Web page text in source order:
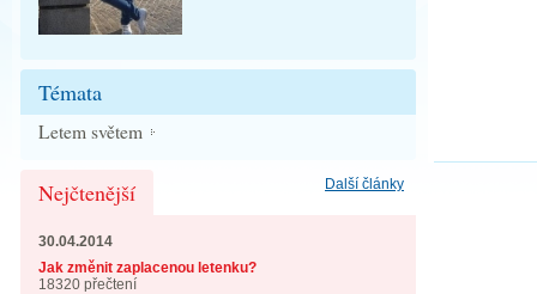
Témata
Letem světem
Další články
Nejčtenější
30.04.2014
Jak změnit zaplacenou letenku?
18320 přečtení